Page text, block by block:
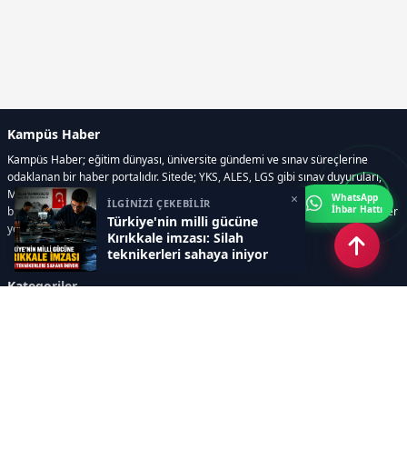
İLGİNİZİ ÇEKEBİLİR
Türkiye'nin milli gücüne
Kırıkkale imzası: Silah
teknikerleri sahaya iniyor
×
Kampüs Haber
Kampüs Haber; eğitim dünyası, üniversite gündemi ve sınav süreçlerine
odaklanan bir haber portalıdır. Sitede; YKS, ALES, LGS gibi sınav duyuruları,
Milli Eğitim Bakanlığı gelişmeleri, üniversite haberleri, rehberlik içerikleri,
bilim ve teknoloji alanındaki yenilikler ile öğrenci yaşamına dair güncel bilgiler
yer alır.
Kategoriler
WhatsApp
İhbar Hattı